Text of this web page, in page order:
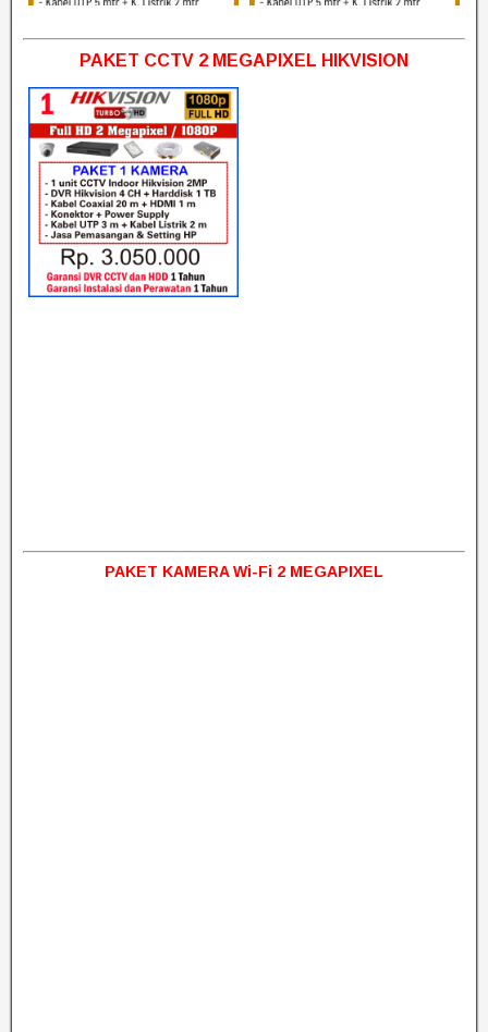
PAKET CCTV 2 MEGAPIXEL HIKVISION
PAKET KAMERA Wi-Fi 2 MEGAPIXEL